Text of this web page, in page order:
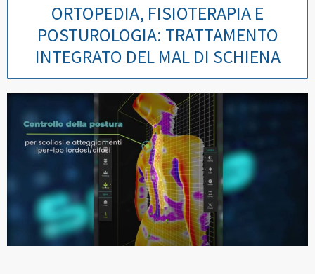
ORTOPEDIA, FISIOTERAPIA E
POSTUROLOGIA: TRATTAMENTO
INTEGRATO DEL MAL DI SCHIENA